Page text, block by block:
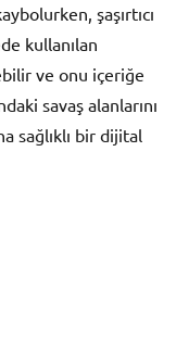
şaşırtıcı
kullanılan
ve onu içeriğe
savaş alanlarını
sağlıklı bir dijital